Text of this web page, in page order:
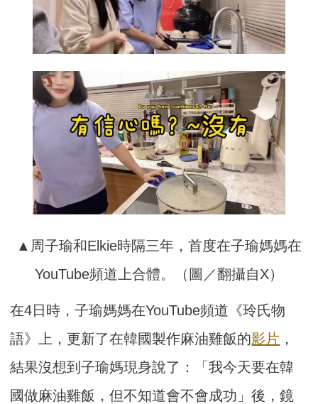
▲周子瑜和Elkie時隔三年，首度在子瑜媽媽在
YouTube頻道上合體。（圖／翻攝自X）
在4日時，子瑜媽媽在YouTube頻道《玲氏物
語》上，更新了在韓國製作麻油雞飯的影片 ，
結果沒想到子瑜媽現身說了：「我今天要在韓
國做麻油雞飯，但不知道會不會成功」後，鏡